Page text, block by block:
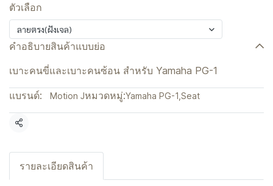
ตัวเลือก
ลายตรง(ฝังเจล)
คำอธิบายสินค้าแบบย่อ
เบาะคนขี่และเบาะคนซ้อน สำหรับ Yamaha PG-1
แบรนด์: Motion Jหมวดหมู่:Yamaha PG-1 Seat
แชร์
รายละเอียดสินค้า